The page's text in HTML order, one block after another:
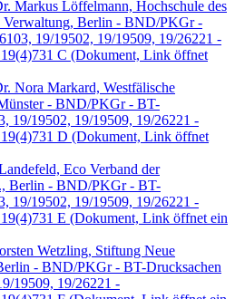
Markus Löffelmann, Hochschule des
Verwaltung, Berlin - BND/PKGr -
19/19502, 19/19509, 19/26221 -
C (Dokument, Link öffnet
Nora Markard, Westfälische
- BND/PKGr - BT-
19/19502, 19/19509, 19/26221 -
D (Dokument, Link öffnet
Eco Verband der
Berlin - BND/PKGr - BT-
19/19502, 19/19509, 19/26221 -
E (Dokument, Link öffnet ein
Wetzling, Stiftung Neue
- BND/PKGr - BT-Drucksachen
19509, 19/26221 -